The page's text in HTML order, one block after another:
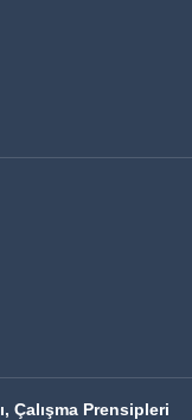
Çalışma Prensipleri